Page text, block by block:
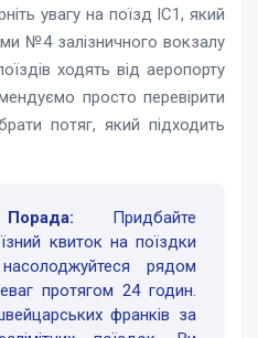
увагу на поїзд IC1, який
№4 залізничного вокзалу
ходять від аеропорту
просто перевірити
потяг, який підходить
Придбайте
квиток на поїздки
рядом
протягом 24 годин.
франків за